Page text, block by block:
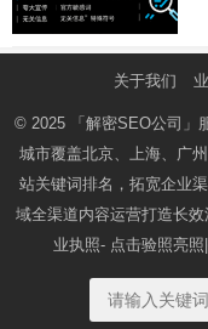
关于我们
© 2025 「解密SEO公司」
城市覆盖北京、上海、广
站关键词排名，拓宽企业
域全渠道内容运营打造长
业执照- 点击验照亮照